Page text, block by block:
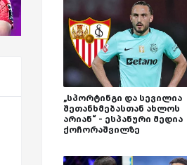
„სპორტინგი და სევილია
შეთანხმებასთან ახლოს
არიან“ - ესპანური მედია
ქოჩორაშვილზე